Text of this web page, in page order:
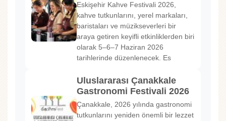
Eskişehir Kahve Festivali 2026,
kahve tutkunlarını, yerel markaları,
baristaları ve müzikseverleri bir
araya getiren keyifli etkinliklerden biri
olarak 5–6–7 Haziran 2026
tarihlerinde düzenlenecek. Es
Uluslararası Çanakkale
Gastronomi Festivali 2026
Çanakkale, 2026 yılında gastronomi
tutkunlarını yeniden önemli bir lezzet